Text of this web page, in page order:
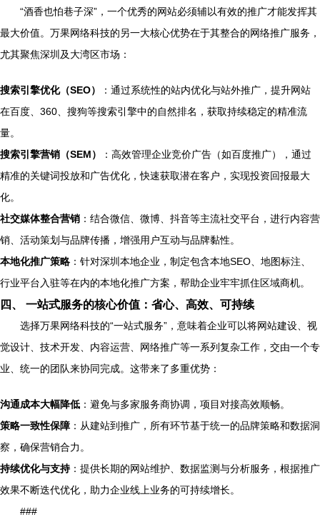
“酒香也怕巷子深”，一个优秀的网站必须辅以有效的推广才能发挥其
最大价值。万果网络科技的另一大核心优势在于其整合的网络推广服务，
尤其聚焦深圳及大湾区市场：
搜索引擎优化（SEO）
：通过系统性的站内优化与站外推广，提升网站
在百度、360、搜狗等搜索引擎中的自然排名，获取持续稳定的精准流
量。
搜索引擎营销（SEM）
：高效管理企业竞价广告（如百度推广），通过
精准的关键词投放和广告优化，快速获取潜在客户，实现投资回报最大
化。
社交媒体整合营销 ：结合微信、微博、抖音等主流社交平台，进行内容营
销、活动策划与品牌传播，增强用户互动与品牌黏性。
本地化推广策略 ：针对深圳本地企业，制定包含本地SEO、地图标注、
行业平台入驻等在内的本地化推广方案，帮助企业牢牢抓住区域商机。
四、 一站式服务的核心价值：省心、高效、可持续
选择万果网络科技的“一站式服务”，意味着企业可以将网站建设、视
觉设计、技术开发、内容运营、网络推广等一系列复杂工作，交由一个专
业、统一的团队来协同完成。这带来了多重优势：
沟通成本大幅降低 ：避免与多家服务商协调，项目对接高效顺畅。
策略一致性保障 ：从建站到推广，所有环节基于统一的品牌策略和数据洞
察，确保营销合力。
持续优化与支持：提供长期的网站维护、数据监测与分析服务，根据推广
效果不断迭代优化，助力企业线上业务的可持续增长。
###